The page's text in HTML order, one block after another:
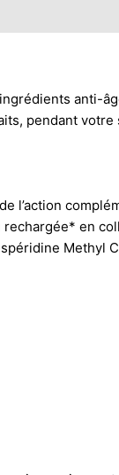
pendant votre
l’action
en
Methyl